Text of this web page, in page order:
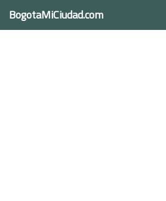
BogotaMiCiudad.com